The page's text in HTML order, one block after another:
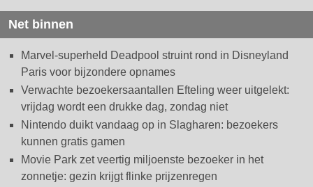
Net binnen
Marvel-superheld Deadpool struint rond in Disneyland
Paris voor bijzondere opnames
Verwachte bezoekersaantallen Efteling weer uitgelekt:
vrijdag wordt een drukke dag, zondag niet
Nintendo duikt vandaag op in Slagharen: bezoekers
kunnen gratis gamen
Movie Park zet veertig miljoenste bezoeker in het
zonnetje: gezin krijgt flinke prijzenregen